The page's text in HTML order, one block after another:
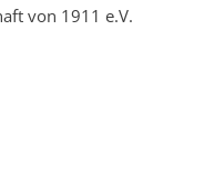
von 1911 e.V.